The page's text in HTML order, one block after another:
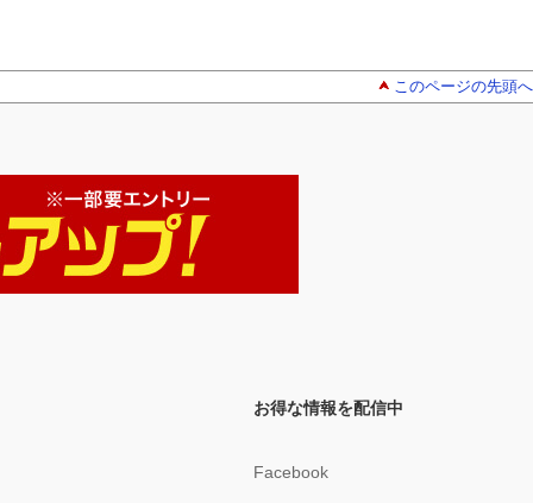
このページの先頭へ
お得な情報を配信中
Facebook